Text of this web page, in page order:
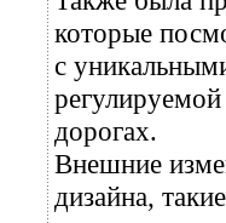
которые
с
дорогах.
Внешние
дизайна,